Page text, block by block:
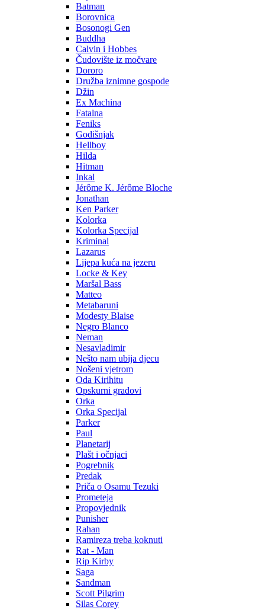
Batman
Borovnica
Bosonogi Gen
Buddha
Calvin i Hobbes
Čudovište iz močvare
Dororo
Družba iznimne gospode
Džin
Ex Machina
Fatalna
Feniks
Godišnjak
Hellboy
Hilda
Hitman
Inkal
Jérôme K. Jérôme Bloche
Jonathan
Ken Parker
Kolorka
Kolorka Specijal
Kriminal
Lazarus
Lijepa kuća na jezeru
Locke & Key
Maršal Bass
Matteo
Metabaruni
Modesty Blaise
Negro Blanco
Neman
Nesavladimir
Nešto nam ubija djecu
Nošeni vjetrom
Oda Kirihitu
Opskurni gradovi
Orka
Orka Specijal
Parker
Paul
Planetarij
Plašt i očnjaci
Pogrebnik
Predak
Priča o Osamu Tezuki
Prometeja
Propovjednik
Punisher
Rahan
Ramireza treba koknuti
Rat - Man
Rip Kirby
Saga
Sandman
Scott Pilgrim
Silas Corey